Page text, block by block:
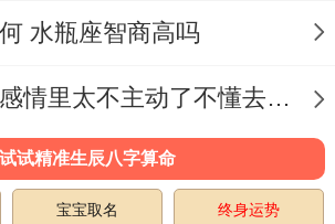
每月3.2人，详细联结建立
多出常规值3这个倍
突破概率
水瓶座智商高吗
这些星座男在感情里太不主动了不懂去爱 这些星座男在感情中排第几
试试精准生辰八字算命
宝宝取名 终身运势